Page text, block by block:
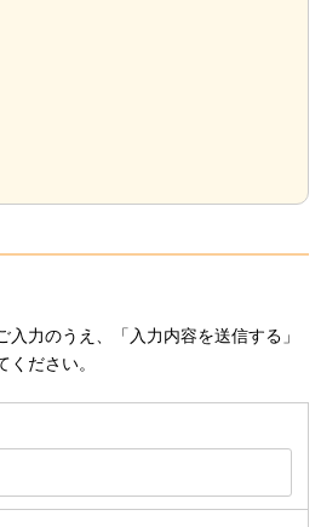
力のうえ、「入力内容を送信する」
ださい。